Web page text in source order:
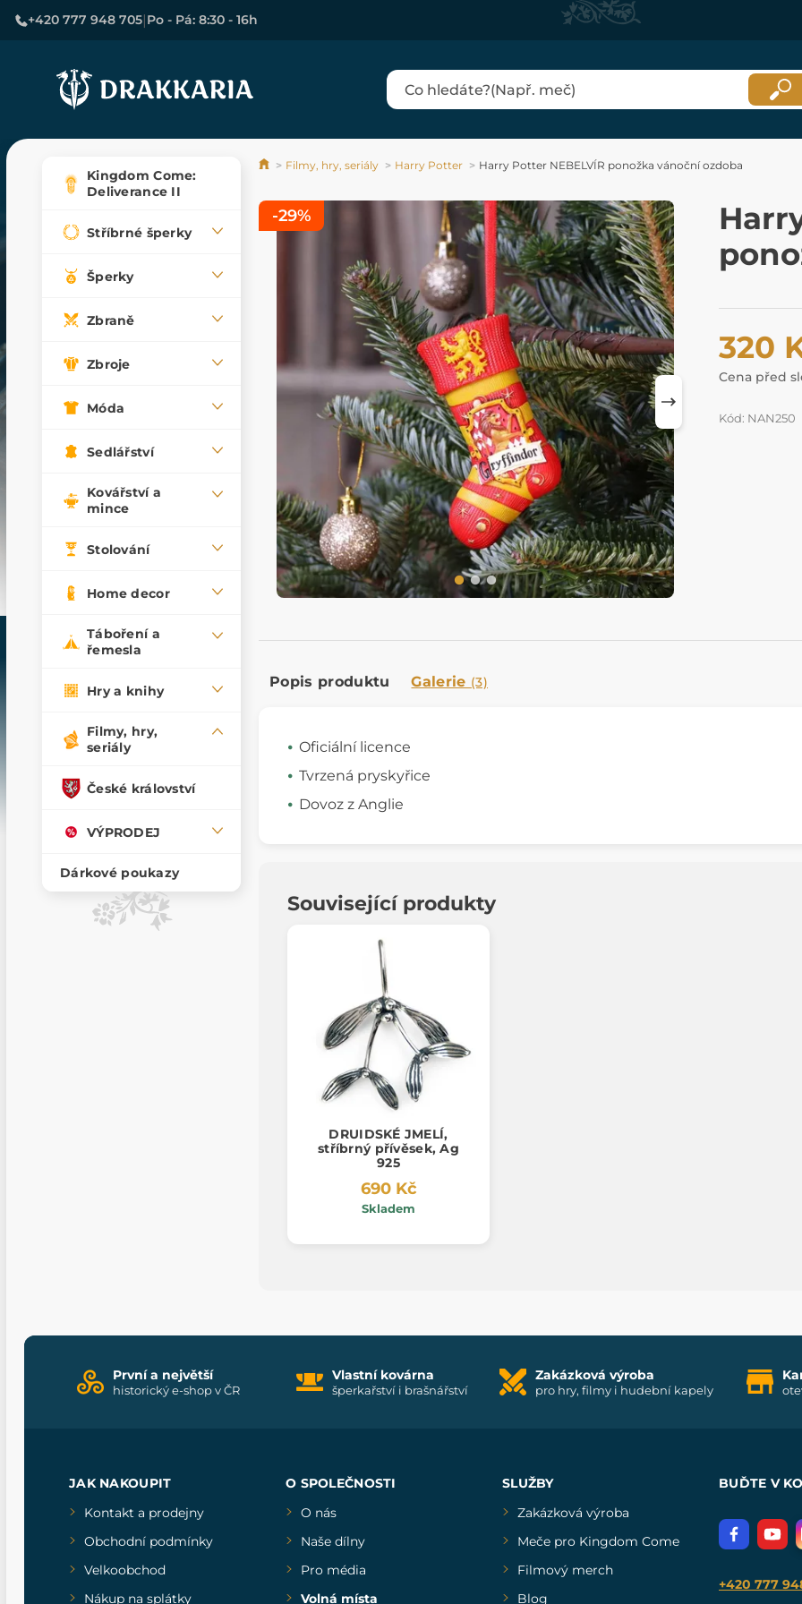
+420 777 948 705|Po - Pá: 8:30 - 16h
Kingdom Come:
Deliverance II
Stříbrné šperky
Šperky
Zbraně
Zbroje
Móda
Sedlářství
Kovářství a
mince
Stolování
Home decor
Táboření a
řemesla
Hry a knihy
Filmy, hry,
seriály
České království
VÝPRODEJ
Dárkové poukazy
Filmy, hry, seriály Harry Potter Harry Potter NEBELVÍR ponožka vánoční ozdoba
320
Cena před
Kód: NAN250
-29%
Popis produktu Galerie (3)
Oficiální licence
Tvrzená pryskyřice
Dovoz z Anglie
Související produkty
DRUIDSKÉ JMELÍ,
stříbrný přívěsek, Ag
925
690 Kč
Skladem
První a největší
historický e-shop v ČR
Vlastní kovárna
šperkařství i brašnářství
Zakázková výroba
pro hry, filmy i hudební kapely
JAK NAKOUPIT
Kontakt a prodejny
Obchodní podmínky
Velkoobchod
Nákup na splátky
O SPOLEČNOSTI
O nás
Naše dílny
Pro média
Volná místa
SLUŽBY
Zakázková výroba
Meče pro Kingdom Come
Filmový merch
Blog
BUĎTE V
+420 777